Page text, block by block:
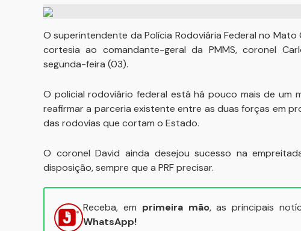
O superintendente da Polícia Rodoviária Federal no
cortesia ao comandante-geral da PMMS, coronel
segunda-feira (03).
O policial rodoviário federal está há pouco mais de um
reafirmar a parceria existente entre as duas forças em
das rodovias que cortam o Estado.
O coronel David ainda desejou sucesso na
disposição, sempre que a PRF precisar.
Receba, em primeira mão, as principais
WhatsApp!